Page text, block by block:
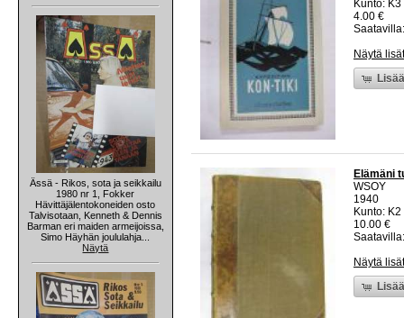
Ässä - Rikos, sota ja seikkailu
1980 nr 1, Fokker
Hävittäjälentokoneiden osto
Talvisotaan, Kenneth & Dennis
Barman eri maiden armeijoissa,
Simo Häyhän joululahja...
Näytä
Kunto:
4.00 €
Näytä
Elämäni
WSOY
1940
Kunto:
10.00 €
Näytä